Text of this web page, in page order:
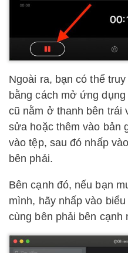
Ngoài ra, bạn có thể
bằng cách mở ứng
cũ nằm ở thanh bên trái
sửa hoặc thêm vào bản
vào tệp, sau đó nhấp
bên phải.
Bên cạnh đó, nếu bạn
mình, hãy nhấp vào
cùng bên phải bên cạnh